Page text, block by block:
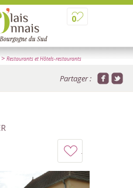
0
> Restaurants et Hôtels-restaurants
Partager :
à